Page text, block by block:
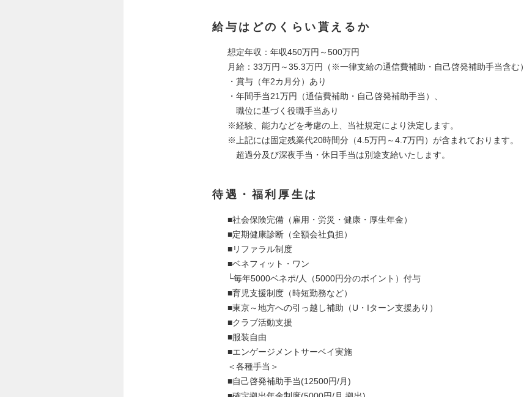
給与はどのくらい貰えるか
想定年収：年収450万円～500万円
月給：33万円～35.3万円（※一律支給の通信費補助・自己啓発補助手当含む）
・賞与（年2カ月分）あり
・年間手当21万円（通信費補助・自己啓発補助手当）、
職位に基づく役職手当あり
※経験、能力などを考慮の上、当社規定により決定します。
※上記には固定残業代20時間分（4.5万円～4.7万円）が含まれております。
超過分及び深夜手当・休日手当は別途支給いたします。
待遇・福利厚生は
■社会保険完備（雇用・労災・健康・厚生年金）
■定期健康診断（全額会社負担）
■リファラル制度
■ベネフィット・ワン
└毎年5000ベネポ/人（5000円分のポイント）付与
■育児支援制度（時短勤務など）
■東京～地方への引っ越し補助（U・Iターン支援あり）
■クラブ活動支援
■服装自由
■エンゲージメントサーベイ実施
＜各種手当＞
■自己啓発補助手当(12500円/月)